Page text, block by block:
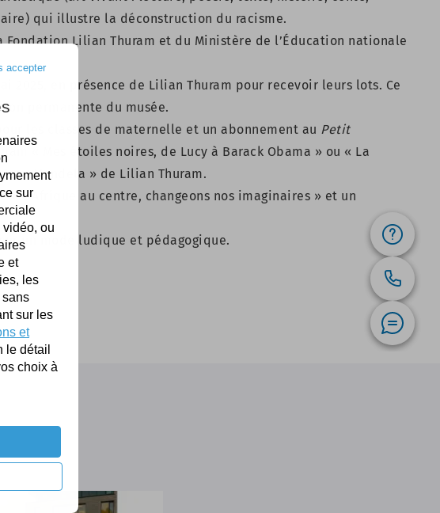
qui illustre la déconstruction du racisme.
Fondation Lilian Thuram et du Ministère de l’Éducation nationale
2025, en présence de Lilian Thuram pour recevoir leurs lots. Ce
permanente du musée.
les classes de maternelle et un abonnement au Petit
« Mes étoiles noires, de Lucy à Barack Obama » ou « La
Mandela » de Lilian Thuram.
L’Afrique au centre, changeons nos imaginaires » et un
un mode ludique et pédagogique.
accepter
sur
ou
et
les
sans
sur les
et
le détail
choix à